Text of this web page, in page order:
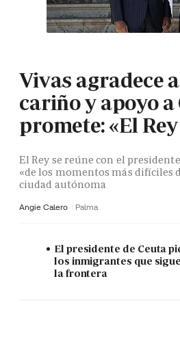
Vivas agradece
cariño y apoyo a
promete: «El
El Rey se reúne con el
«de los momentos más difíciles
ciudad autónoma
Angie Calero Palma
El presidente de Ceuta
los inmigrantes que
la frontera